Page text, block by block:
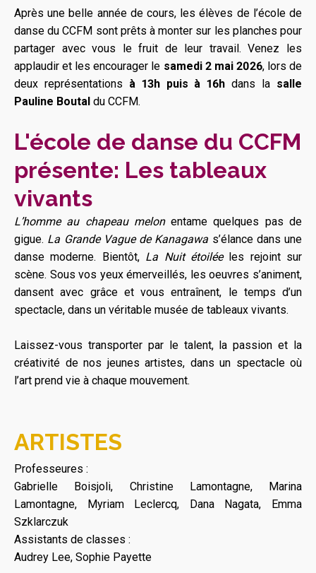
Après une belle année de cours, les élèves de l’école de
danse du CCFM sont prêts à monter sur les planches pour
partager avec vous le fruit de leur travail. Venez les
applaudir et les encourager le samedi 2 mai 2026, lors de
deux représentations à 13h puis à 16hdans la salle
Pauline Boutal du CCFM.
L'école de danse du CCFM
présente: Les tableaux
vivants
L’homme au chapeau melonentame quelques pas de
gigue. La Grande Vague de Kanagawa s’élance dans une
danse moderne. Bientôt, La Nuit étoiléeles rejoint sur
scène. Sous vos yeux émerveillés, les oeuvres s’animent,
dansent avec grâce et vous entraînent, le temps d’un
spectacle, dans un véritable musée de tableaux vivants.
Laissez-vous transporter par le talent, la passion et la
créativité de nos jeunes artistes, dans un spectacle où
l’art prend vie à chaque mouvement.
ARTISTES
Professeures :
Gabrielle Boisjoli, Christine Lamontagne, Marina
Lamontagne, Myriam Leclercq, Dana Nagata, Emma
Szklarczuk
Assistants de classes :
Audrey Lee, Sophie Payette